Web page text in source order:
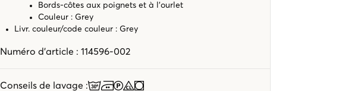
Bords-côtes aux poignets et à l’ourlet
Couleur : Grey
Livr. couleur/code couleur : Grey
Numéro d'article : 114596-002
Conseils de lavage :